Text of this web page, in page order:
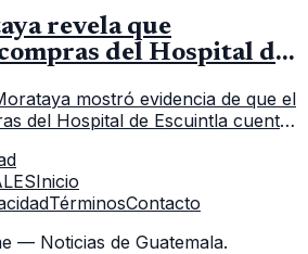
revela que
del Hospital de
mostró evidencia de que el
del Hospital de Escuintla cuenta
Inicio
TérminosContacto
— Noticias de Guatemala.